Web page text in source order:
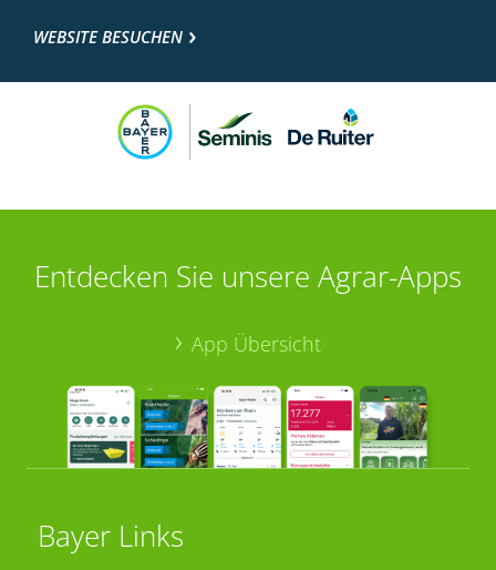
WEBSITE BESUCHEN
Entdecken Sie unsere Agrar-Apps
App Übersicht
Bayer Links